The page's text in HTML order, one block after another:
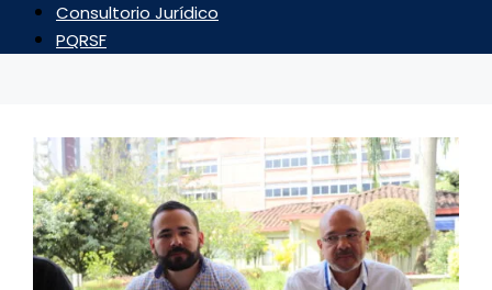
Consultorio Jurídico
PQRSF